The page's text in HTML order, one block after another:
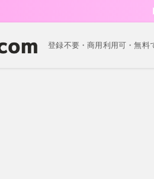
登録不要・商用利用可・無料